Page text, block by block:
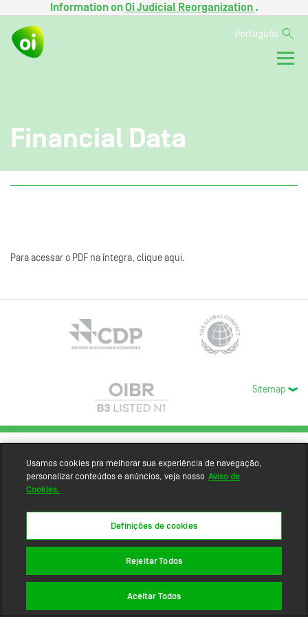
Information onOi Judicial Reorganization .
Português
Financial Data
Para acessar o PDF na íntegra, clique aqui.
Sitemap
Usamos cookies pra melhorar sua experiência de navegação,
personalizar conteúdos e anúncios, veja nosso Aviso de
Cookies.
Definições de cookies
Rejeitar Todos
Aceitar Todos